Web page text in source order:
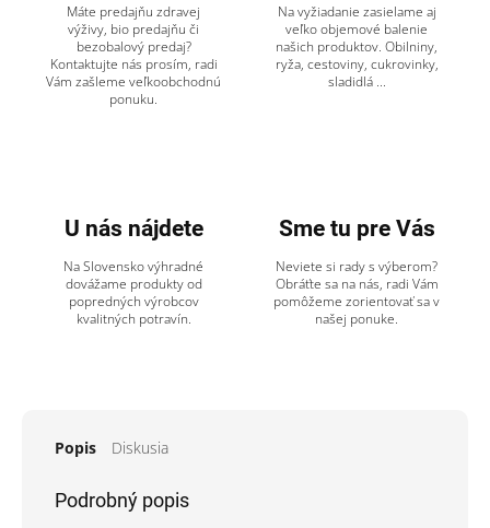
Máte predajňu zdravej
výživy, bio predajňu či
bezobalový predaj?
Kontaktujte nás prosím, radi
Vám zašleme veľkoobchodnú
ponuku.
Na vyžiadanie zasielame aj
veľko objemové balenie
našich produktov. Obilniny,
ryža, cestoviny, cukrovinky,
sladidlá ...
U nás nájdete
Na Slovensko výhradné
dovážame produkty od
popredných výrobcov
kvalitných potravín.
Sme tu pre Vás
Neviete si rady s výberom?
Obráťte sa na nás, radi Vám
pomôžeme zorientovať sa v
našej ponuke.
Popis Diskusia
Podrobný popis